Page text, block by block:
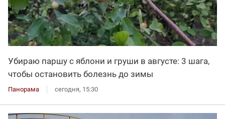
Убираю паршу с яблони и груши в августе: 3 шага,
чтобы остановить болезнь до зимы
Панорама сегодня, 15:30